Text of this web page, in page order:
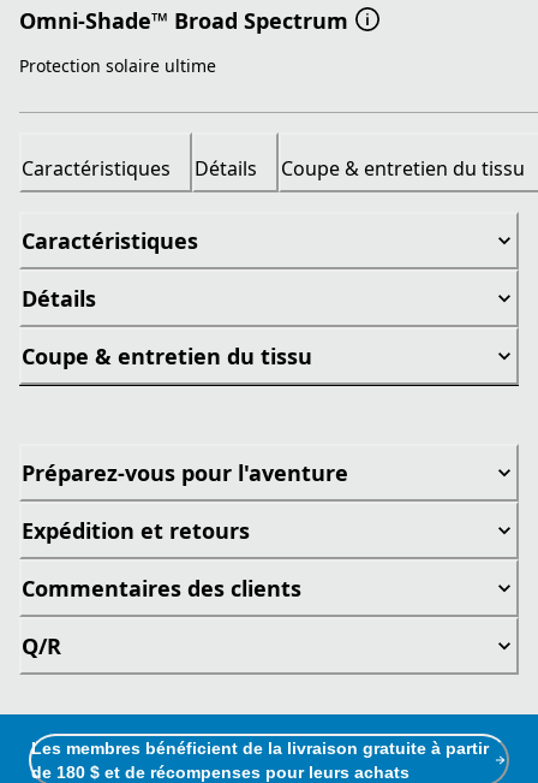
Omni-Shade™ Broad Spectrum
Protection solaire ultime
Caractéristiques Détails Coupe & entretien du tissu
Caractéristiques
Détails
Coupe & entretien du tissu
Préparez-vous pour l'aventure
Expédition et retours
Commentaires des clients
Q/R
Les membres bénéficient de la livraison gratuite à partir
de 180 $ et de récompenses pour leurs achats